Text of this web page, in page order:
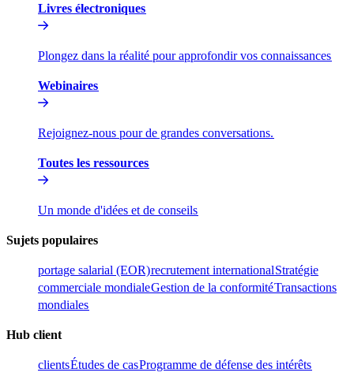
Livres électroniques​​
Plongez dans la réalité pour approfondir vos connaissances​​
Webinaires​​
Rejoignez-nous pour de grandes conversations.​​
Toutes les ressources​​
Un monde d'idées et de conseils​​
Sujets populaires​​
portage salarial (EOR)​​recrutement international​​Stratégie
commerciale mondiale​​Gestion de la conformité​​Transactions
mondiales​​
Hub client​​
clients​​Études de cas​​Programme de défense des intérêts​​